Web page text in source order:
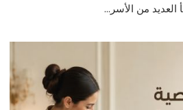
العديد من الأسر...